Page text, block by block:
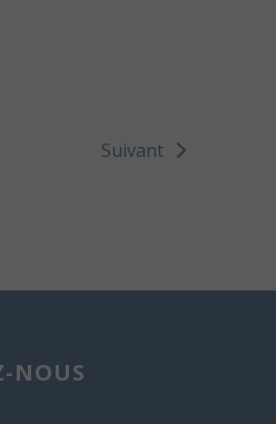
Suivant
NOUS